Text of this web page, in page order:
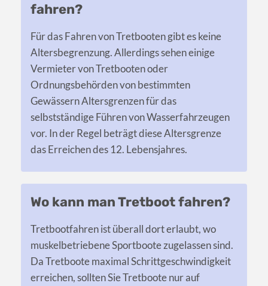
fahren?
Für das Fahren von Tretbooten gibt es keine
Altersbegrenzung. Allerdings sehen einige
Vermieter von Tretbooten oder
Ordnungsbehörden von bestimmten
Gewässern Altersgrenzen für das
selbstständige Führen von Wasserfahrzeugen
vor. In der Regel beträgt diese Altersgrenze
das Erreichen des 12. Lebensjahres.
Wo kann man Tretboot fahren?
Tretbootfahren ist überall dort erlaubt, wo
muskelbetriebene Sportboote zugelassen sind.
Da Tretboote maximal Schrittgeschwindigkeit
erreichen, sollten Sie Tretboote nur auf